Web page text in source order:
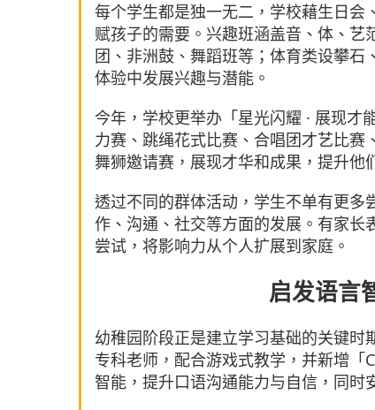
每个学生都是独一无二，学校藉生日
赋孩子的需要。兴趣班涵盖音、体、
团、非洲鼓、舞蹈班等；体育类设攀
体验中发展兴趣与潜能。
今年，学校更举办「星光闪耀 · 展现
力赛、跳绳花式比赛、合唱团才艺比
舞狮邀请赛，展现才华和成果，提升他
透过不同的群体活动，学生不单有更
作、沟通、社交等方面的发展。有家
尝试，将影响力从个人扩展到家庭。
启发语言
幼稚园阶段正是建立学习基础的关键
专科老师，配合游戏式教学，并新增
智能，提升口语沟通能力与自信，同时